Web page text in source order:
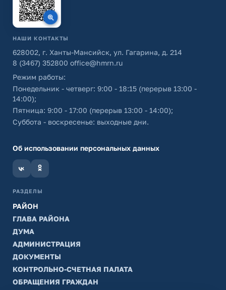
НАШИ КОНТАКТЫ
628002, г. Ханты-Мансийск, ул. Гагарина, д. 214
8 (3467) 352800 office@hmrn.ru
Режим работы:
Понедельник - четверг: 9:00 - 18:15 (перерыв 13:00 -
14:00);
Пятница: 9:00 - 17:00 (перерыв 13:00 - 14:00);
Суббота - воскресенье: выходные дни.
Об использовании персональных данных
РАЗДЕЛЫ
РАЙОН
ГЛАВА РАЙОНА
ДУМА
АДМИНИСТРАЦИЯ
ДОКУМЕНТЫ
КОНТРОЛЬНО-СЧЕТНАЯ ПАЛАТА
ОБРАЩЕНИЯ ГРАЖДАН